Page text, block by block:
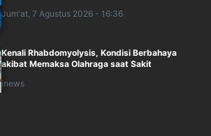
Jum'at, 7 Agustus 2026 - 16:36
Kenali Rhabdomyolysis, Kondisi Berbahaya
akibat Memaksa Olahraga saat Sakit
inews